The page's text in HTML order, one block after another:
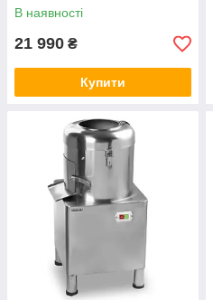
В наявності
21 990 ₴
Купити